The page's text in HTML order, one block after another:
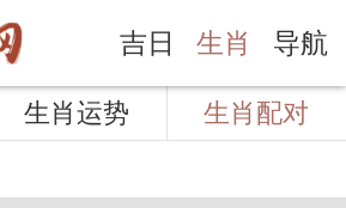
吉日 生肖 导航
生肖运势
生肖配对